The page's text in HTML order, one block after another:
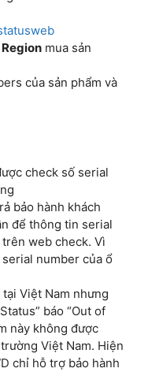
mua sản
của sản phẩm và
check số serial
bảo hành khách
để thông tin serial
web check. Vì
number của ổ
Việt Nam nhưng
báo “Out of
này không được
Việt Nam. Hiện
chỉ hỗ trợ bảo hành